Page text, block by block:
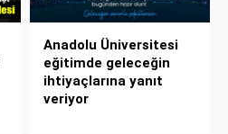
Anadolu Üniversitesi
eğitimde geleceğin
ihtiyaçlarına yanıt
veriyor